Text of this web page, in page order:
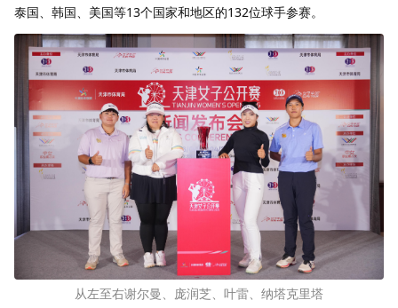
泰国、韩国、美国等13个国家和地区的132位球手参赛。
从左至右谢尔曼、庞润芝、叶雷、纳塔克里塔